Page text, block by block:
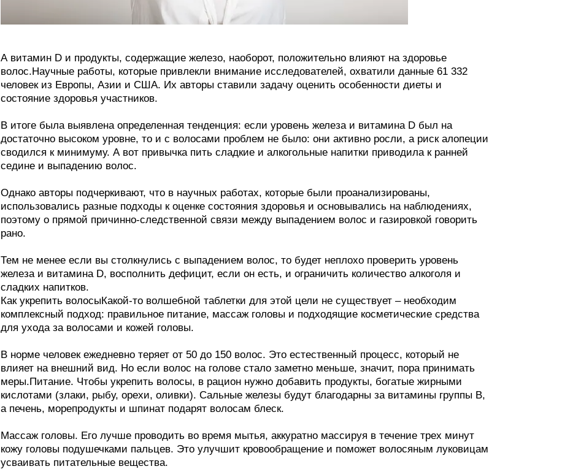
А витамин D и продукты, содержащие железо, наоборот, положительно влияют на здоровье
волос.Научные работы, которые привлекли внимание исследователей, охватили данные 61 332
человек из Европы, Азии и США. Их авторы ставили задачу оценить особенности диеты и
состояние здоровья участников.
В итоге была выявлена определенная тенденция: если уровень железа и витамина D был на
достаточно высоком уровне, то и с волосами проблем не было: они активно росли, а риск алопеции
сводился к минимуму. А вот привычка пить сладкие и алкогольные напитки приводила к ранней
седине и выпадению волос.
Однако авторы подчеркивают, что в научных работах, которые были проанализированы,
использовались разные подходы к оценке состояния здоровья и основывались на наблюдениях,
поэтому о прямой причинно-следственной связи между выпадением волос и газировкой говорить
рано.
Тем не менее если вы столкнулись с выпадением волос, то будет неплохо проверить уровень
железа и витамина D, восполнить дефицит, если он есть, и ограничить количество алкоголя и
сладких напитков.
Как укрепить волосыКакой-то волшебной таблетки для этой цели не существует – необходим
комплексный подход: правильное питание, массаж головы и подходящие косметические средства
для ухода за волосами и кожей головы.
В норме человек ежедневно теряет от 50 до 150 волос. Это естественный процесс, который не
влияет на внешний вид. Но если волос на голове стало заметно меньше, значит, пора принимать
меры.Питание. Чтобы укрепить волосы, в рацион нужно добавить продукты, богатые жирными
кислотами (злаки, рыбу, орехи, оливки). Сальные железы будут благодарны за витамины группы В,
а печень, морепродукты и шпинат подарят волосам блеск.
Массаж головы. Его лучше проводить во время мытья, аккуратно массируя в течение трех минут
кожу головы подушечками пальцев. Это улучшит кровообращение и поможет волосяным луковицам
усваивать питательные вещества.